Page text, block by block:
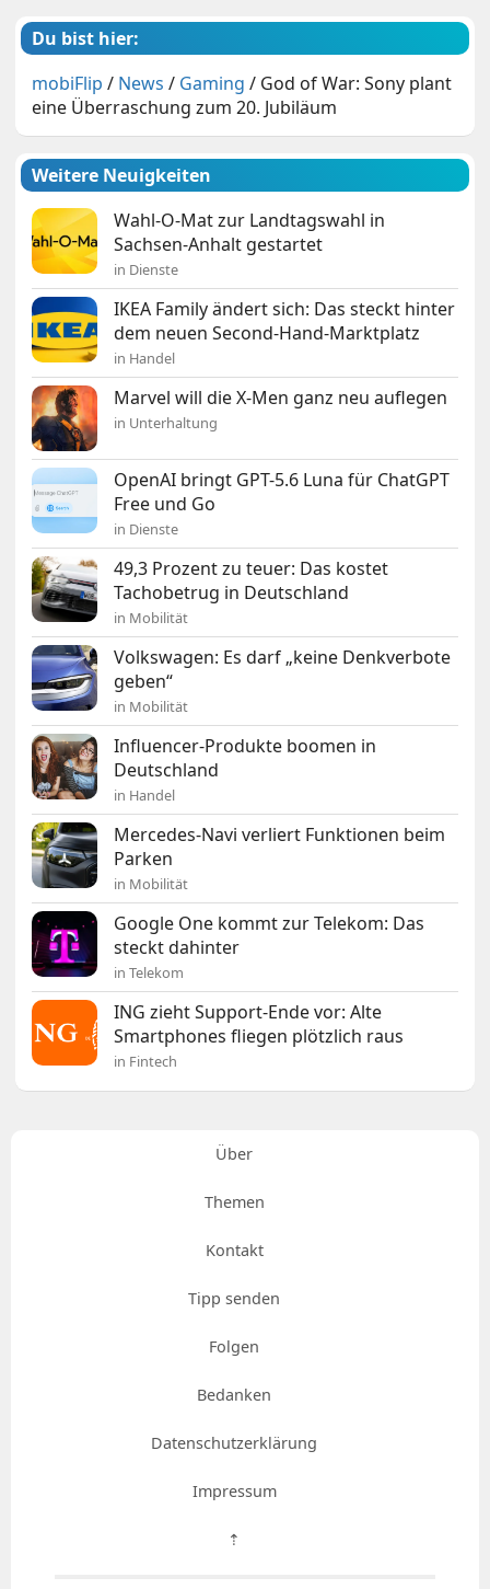
Du bist hier:
mobiFlip / News / Gaming / God of War: Sony plant
eine Überraschung zum 20. Jubiläum
Weitere Neuigkeiten
Wahl-O-Mat zur Landtagswahl in
Sachsen-Anhalt gestartet
in Dienste
IKEA Family ändert sich: Das steckt hinter
dem neuen Second-Hand-Marktplatz
in Handel
Marvel will die X-Men ganz neu auflegen
in Unterhaltung
OpenAI bringt GPT-5.6 Luna für ChatGPT
Free und Go
in Dienste
49,3 Prozent zu teuer: Das kostet
Tachobetrug in Deutschland
in Mobilität
Volkswagen: Es darf „keine Denkverbote
geben“
in Mobilität
Influencer-Produkte boomen in
Deutschland
in Handel
Mercedes-Navi verliert Funktionen beim
Parken
in Mobilität
Google One kommt zur Telekom: Das
steckt dahinter
in Telekom
ING zieht Support-Ende vor: Alte
Smartphones fliegen plötzlich raus
in Fintech
Über
Themen
Kontakt
Tipp senden
Folgen
Bedanken
Datenschutzerklärung
Impressum
⇡